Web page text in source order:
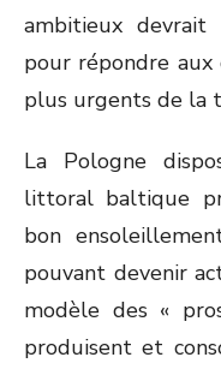
ambitieux devrait
pour répondre
plus urgents de la
La Pologne
littoral baltique
bon
pouvant devenir
modèle des «
produisent et